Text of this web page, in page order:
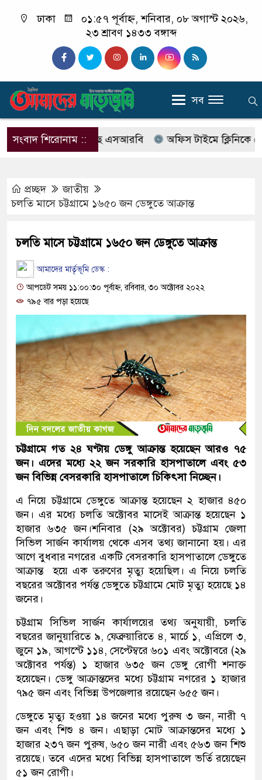
ঢাকা
০১:৫৭ পূর্বাহ্ন, শনিবার, ০৮ অগাস্ট ২০২৬,
২৩ শ্রাবণ ১৪৩৩ বঙ্গাব্দ
সব
সংবাদ শিরোনাম ::
নাম বদলে আসছে এসআরবি অফিস টাইমে ক্লিনিকে রোগী
প্রচ্ছদ
জাতীয়
চলতি মাসে চট্টগ্রামে ১৬৫০ জন ডেঙ্গুতে আক্রান্ত
চলতি মাসে চট্টগ্রামে ১৬৫০ জন ডেঙ্গুতে আক্রান্ত
আমাদের মার্তৃভূমি ডেস্ক :
আপডেট সময় ১১:০০:৩০ পূর্বাহ্ন, রবিবার, ৩০ অক্টোবর ২০২২
৭৯৫ বার পড়া হয়েছে
চট্টগ্রামে গত ২৪ ঘণ্টায় ডেঙ্গু আক্রান্ত হয়েছেন আরও ৭৫
জন। এদের মধ্যে ২২ জন সরকারি হাসপাতালে এবং ৫৩
জন বিভিন্ন বেসরকারি হাসপাতালে চিকিৎসা নিচ্ছেন।
এ নিয়ে চট্টগ্রামে ডেঙ্গুতে আক্রান্ত হয়েছেন ২ হাজার ৪৫০
জন। এর মধ্যে চলতি অক্টোবর মাসেই আক্রান্ত হয়েছেন ১
হাজার ৬৩৫ জন।শনিবার (২৯ অক্টোবর) চট্টগ্রাম জেলা
সিভিল সার্জন কার্যালয় থেকে এসব তথ্য জানানো হয়। এর
আগে বুধবার নগরের একটি বেসরকারি হাসপাতালে ডেঙ্গুতে
আক্রান্ত হয়ে এক তরুণের মৃত্যু হয়েছিল। এ নিয়ে চলতি
বছরের অক্টোবর পর্যন্ত ডেঙ্গুতে চট্টগ্রামে মোট মৃত্যু হয়েছে ১৪
জনের।
চট্টগ্রাম সিভিল সার্জন কার্যালয়ের তথ্য অনুযায়ী, চলতি
বছরের জানুয়ারিতে ৯, ফেব্রুয়ারিতে ৪, মার্চে ১, এপ্রিলে ৩,
জুনে ১৯, আগস্টে ১১৪, সেপ্টেম্বরে ৬০১ এবং অক্টোবরে (২৯
অক্টোবর পর্যন্ত) ১ হাজার ৬৩৫ জন ডেঙ্গু রোগী শনাক্ত
হয়েছেন। ডেঙ্গু আক্রান্তদের মধ্যে চট্টগ্রাম নগরের ১ হাজার
৭৯৫ জন এবং বিভিন্ন উপজেলার রয়েছেন ৬৫৫ জন।
ডেঙ্গুতে মৃত্যু হওয়া ১৪ জনের মধ্যে পুরুষ ৩ জন, নারী ৭
জন এবং শিশু ৪ জন। এছাড়া মোট আক্রান্তদের মধ্যে ১
হাজার ২৩৭ জন পুরুষ, ৬৫০ জন নারী এবং ৫৬৩ জন শিশু
রয়েছে। তবে এদের মধ্যে বিভিন্ন হাসপাতালে ভর্তি রয়েছেন
৫১ জন রোগী।